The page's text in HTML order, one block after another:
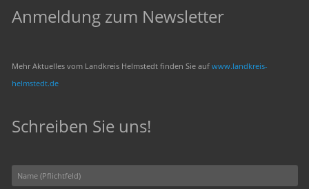
Anmeldung zum Newsletter
Mehr Aktuelles vom Landkreis Helmstedt finden Sie auf www.landkreis-
helmstedt.de
Schreiben Sie uns!